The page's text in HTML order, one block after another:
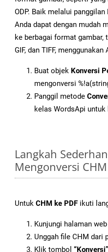
ODP. Baik melalui panggilan
Anda dapat dengan mudah
ke berbagai format gambar,
GIF, dan TIFF,
Buat objek Konversi
mengonversi
Panggil metode
kelas WordsApi
Langkah
Mengonversi
Untuk CHM ke PDF ikuti
Kunjungi halaman web
Unggah file CHM dari
Klik tombol “Konversi”